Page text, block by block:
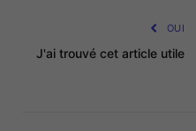
OUI
J'ai trouvé cet article utile